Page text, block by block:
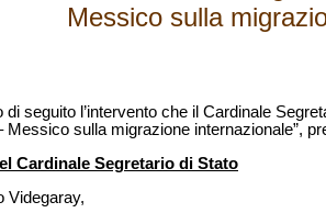
Messico sulla
di seguito l’intervento che il Cardinale
Messico sulla migrazione internazionale”,
Cardinale Segretario di Stato
Videgaray,